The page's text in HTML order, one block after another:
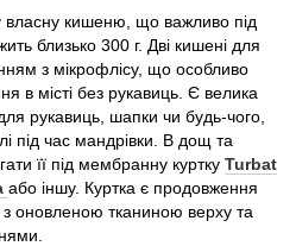
власну кишеню, що важливо під
близько 300 г. Дві кишені для
з мікрофлісу, що особливо
в місті без рукавиць. Є велика
рукавиць, шапки чи будь-чого,
під час мандрівки. В дощ та
її під мембранну куртку Turbat
або іншу. Куртка є продовження
з оновленою тканиною верху та